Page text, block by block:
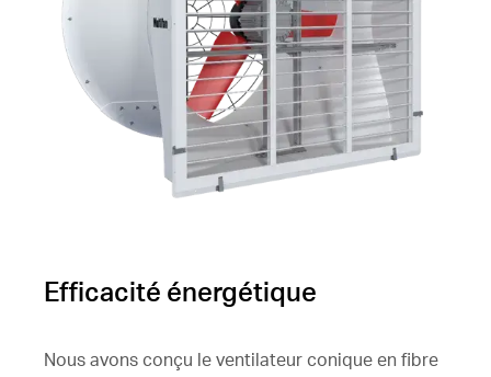
Efficacité énergétique
Nous avons conçu le ventilateur conique en fibre